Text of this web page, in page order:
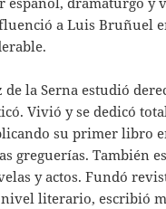
a Luis Bruñuel
de la Serna estudió
Vivió y se dedicó
su primer libro
greguerías. También
y actos. Fundó
literario, escribió